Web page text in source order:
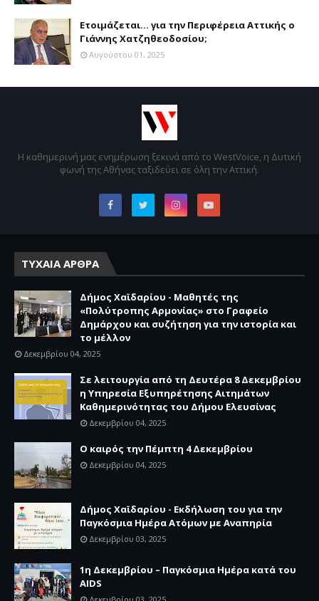
Ετοιμάζεται... για την Περιφέρεια Αττικής ο
Γιάννης Χατζηθεοδοσίου;
Αυγούστου 01, 2025
Η καθημερινή μας ενημέρωση ξεκινά από το WestVoice, η Δυτική
φωνή της Αθήνας ταξιδεύει σε όλη την Αττική.
ΤΥΧΑΙΑ ΑΡΘΡΑ
Δήμος Χαϊδαρίου - Μαθητές της
«Πολύτροπης Αρμονίας» στο Γραφείο
Δημάρχου και συζήτηση για την ιστορία και
το μέλλον
Δεκεμβρίου 04, 2025
Σε λειτουργία από τη Δευτέρα 8 Δεκεμβρίου
η Υπηρεσία Εξυπηρέτησης Αιτημάτων
Καθημερινότητας του Δήμου Ελευσίνας
Δεκεμβρίου 04, 2025
Ο καιρός την Πέμπτη 4 Δεκεμβρίου
Δεκεμβρίου 04, 2025
Δήμος Χαϊδαρίου - Εκδήλωση του για την
Παγκόσμια Ημέρα Ατόμων με Αναπηρία
Δεκεμβρίου 03, 2025
1η Δεκεμβρίου – Παγκόσμια Ημέρα κατά του
AIDS